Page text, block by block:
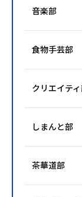
音楽部
食物手芸部
クリエイテ
しまんと部
茶華道部